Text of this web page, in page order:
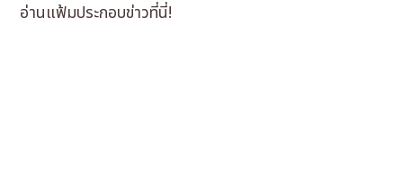
อ่านแฟ้มประกอบข่าวที่นี่!